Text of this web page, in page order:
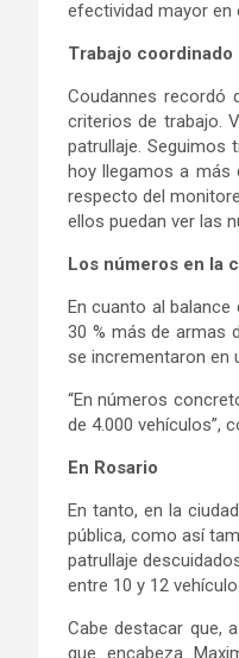
efectividad mayor en
Trabajo coordinado
Coudannes recordó
criterios de trabajo.
patrullaje. Seguimos
hoy llegamos a más
respecto del
ellos puedan ver las
Los números en la
En cuanto al
30 % más de armas
se incrementaron en
“En números
de 4.000 vehículos”,
En Rosario
En tanto, en la
pública, como así
patrullaje
entre 10 y 12
Cabe destacar que,